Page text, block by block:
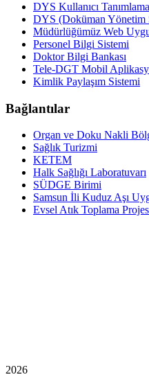
DYS Kullanıcı
DYS (Doküman Yönetim
Müdürlüğümüz Web
Personel Bilgi Sistemi
Doktor Bilgi Bankası
Tele-DGT Mobil
Kimlik Paylaşım Sistemi
Bağlantılar
Organ ve Doku Nakli
Sağlık Turizmi
KETEM
Halk Sağlığı Laboratuvarı
SÜDGE Birimi
Samsun İli Kuduz Aşı
Evsel Atık Toplama
2026